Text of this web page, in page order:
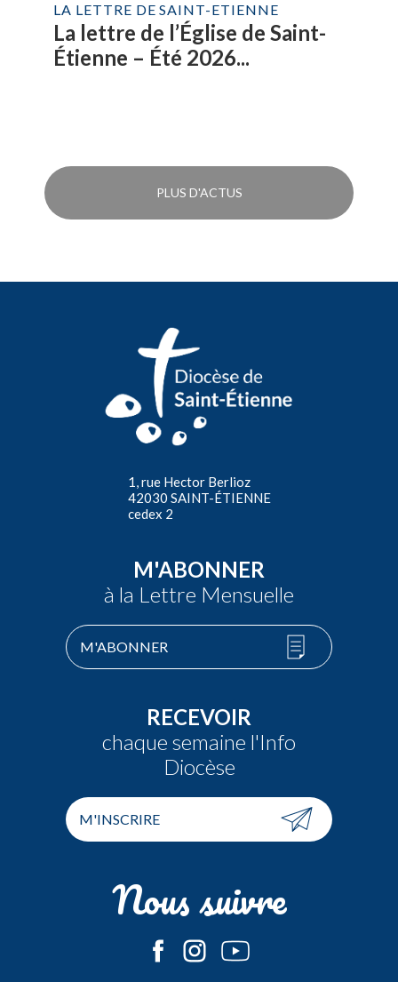
LA LETTRE DE SAINT-ETIENNE
La lettre de l’Église de Saint-
Étienne – Été 2026...
PLUS D'ACTUS
1, rue Hector Berlioz
42030 SAINT-ÉTIENNE
cedex 2
M'ABONNER
à la Lettre Mensuelle
M'ABONNER
RECEVOIR
chaque semaine l'Info
Diocèse
M'INSCRIRE
Nous suivre